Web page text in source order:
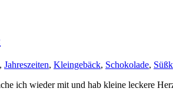
, Jahreszeiten, Kleingebäck, Schokolade,
ich wieder mit und hab kleine leckere